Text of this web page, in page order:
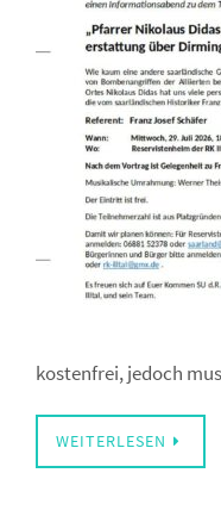
kostenfrei, jedoch
WEITERLESEN